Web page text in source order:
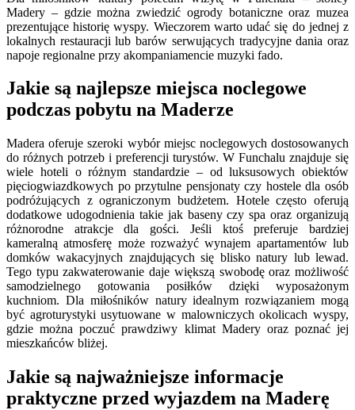
Madery – gdzie można zwiedzić ogrody botaniczne oraz muzea
prezentujące historię wyspy. Wieczorem warto udać się do jednej z
lokalnych restauracji lub barów serwujących tradycyjne dania oraz
napoje regionalne przy akompaniamencie muzyki fado.
Jakie są najlepsze miejsca noclegowe
podczas pobytu na Maderze
Madera oferuje szeroki wybór miejsc noclegowych dostosowanych
do różnych potrzeb i preferencji turystów. W Funchalu znajduje się
wiele hoteli o różnym standardzie – od luksusowych obiektów
pięciogwiazdkowych po przytulne pensjonaty czy hostele dla osób
podróżujących z ograniczonym budżetem. Hotele często oferują
dodatkowe udogodnienia takie jak baseny czy spa oraz organizują
różnorodne atrakcje dla gości. Jeśli ktoś preferuje bardziej
kameralną atmosferę może rozważyć wynajem apartamentów lub
domków wakacyjnych znajdujących się blisko natury lub lewad.
Tego typu zakwaterowanie daje większą swobodę oraz możliwość
samodzielnego gotowania posiłków dzięki wyposażonym
kuchniom. Dla miłośników natury idealnym rozwiązaniem mogą
być agroturystyki usytuowane w malowniczych okolicach wyspy,
gdzie można poczuć prawdziwy klimat Madery oraz poznać jej
mieszkańców bliżej.
Jakie są najważniejsze informacje
praktyczne przed wyjazdem na Maderę